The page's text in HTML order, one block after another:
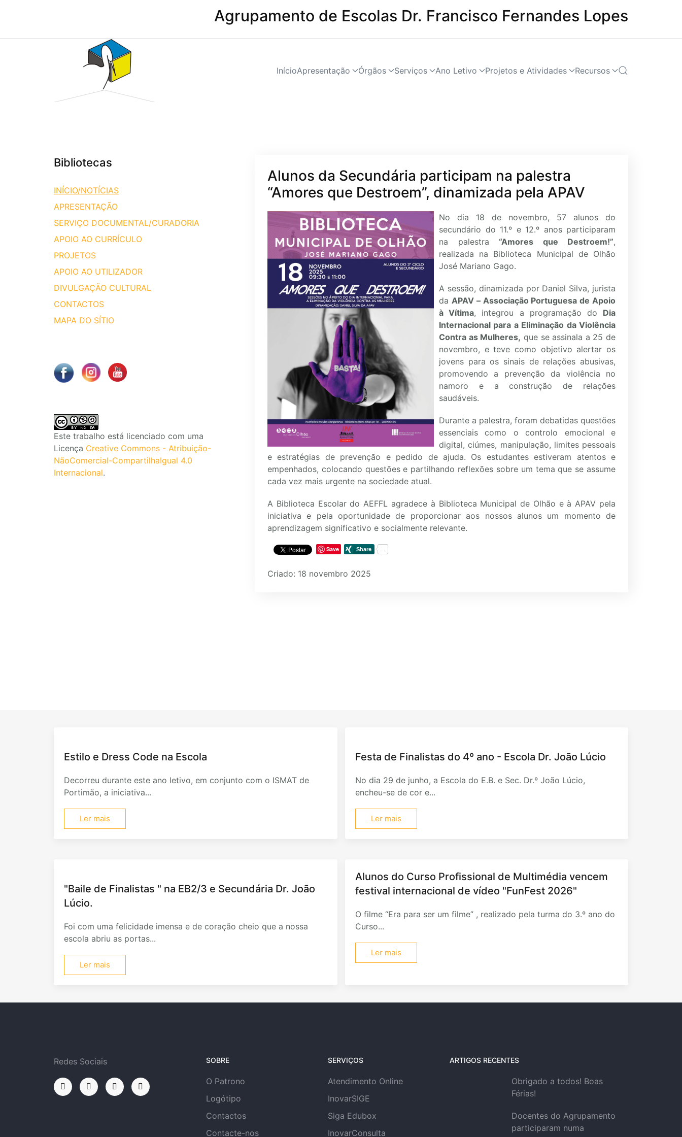
Agrupamento de Escolas Dr. Francisco Fernandes Lopes
InícioApresentação Órgãos Serviços Ano Letivo Projetos e Atividades Recursos
Bibliotecas
INÍCIO/NOTÍCIAS
APRESENTAÇÃO
SERVIÇO DOCUMENTAL/CURADORIA
APOIO AO CURRÍCULO
PROJETOS
APOIO AO UTILIZADOR
DIVULGAÇÃO CULTURAL
CONTACTOS
MAPA DO SÍTIO
Este trabalho está licenciado com uma
Licença Creative Commons - Atribuição-
NãoComercial-CompartilhaIgual 4.0
Internacional.
Alunos da Secundária participam na palestra
“Amores que Destroem”, dinamizada pela APAV
No dia 18 de novembro, 57 alunos do
secundário do 11.º e 12.º anos participaram
na palestra “Amores que Destroem!”,
realizada na Biblioteca Municipal de Olhão
José Mariano Gago.
A sessão, dinamizada por Daniel Silva, jurista
da APAV – Associação Portuguesa de Apoio
à Vítima, integrou a programação do Dia
Internacional para a Eliminação da Violência
Contra as Mulheres, que se assinala a 25 de
novembro, e teve como objetivo alertar os
jovens para os sinais de relações abusivas,
promovendo a prevenção da violência no
namoro e a construção de relações
saudáveis.
Durante a palestra, foram debatidas questões
essenciais como o controlo emocional e
digital, ciúmes, manipulação, limites pessoais
e estratégias de prevenção e pedido de ajuda. Os estudantes estiveram atentos e
empenhados, colocando questões e partilhando reflexões sobre um tema que se assume
cada vez mais urgente na sociedade atual.
A Biblioteca Escolar do AEFFL agradece à Biblioteca Municipal de Olhão e à APAV pela
iniciativa e pela oportunidade de proporcionar aos nossos alunos um momento de
aprendizagem significativo e socialmente relevante.
Save
Criado: 18 novembro 2025
Estilo e Dress Code na Escola
Decorreu durante este ano letivo, em conjunto com o ISMAT de
Portimão, a iniciativa...
Ler mais
Festa de Finalistas do 4º ano - Escola Dr. João Lúcio
No dia 29 de junho, a Escola do E.B. e Sec. Dr.º João Lúcio,
encheu-se de cor e...
Ler mais
"Baile de Finalistas " na EB2/3 e Secundária Dr. João
Lúcio.
Foi com uma felicidade imensa e de coração cheio que a nossa
escola abriu as portas...
Ler mais
Alunos do Curso Profissional de Multimédia vencem
festival internacional de vídeo "FunFest 2026"
O filme “Era para ser um filme” , realizado pela turma do 3.º ano do
Curso...
Ler mais
Redes Sociais SOBRE
O Patrono
Logótipo
Contactos
Contacte-nos
SERVIÇOS
Atendimento Online
InovarSIGE
Siga Edubox
InovarConsulta
ARTIGOS RECENTES
Obrigado a todos! Boas
Férias!
Docentes do Agrupamento
participaram numa